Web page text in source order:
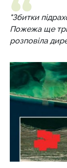
"Збитки
Пожежа ще
розповіла